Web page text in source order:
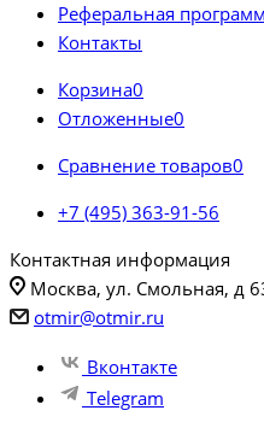
Реферальная
Контакты
Корзина0
Отложенные0
Сравнение товаров0
+7 (495) 363-91-56
Контактная информация
Москва, ул. Смольная, д
otmir@otmir.ru
Вконтакте
Telegram